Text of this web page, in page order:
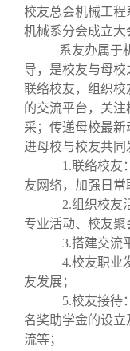
百
校
校
关
校友总会机械工程
机械系分会成立大
系友办属于
导，是校友与母
联络校友，组织
的交流平台，关
采；传递母校最
进母校与校友共同
1.联络校友
友网络，加强日常
2.组织校友
专业活动、校友聚
3.搭建交流
4.校友职业
友发展；
5.校友接待
名奖助学金的设
流等；